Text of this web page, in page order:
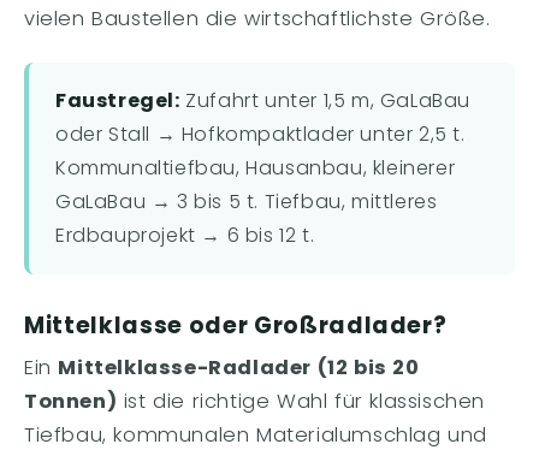
vielen Baustellen die wirtschaftlichste Größe.
Faustregel: Zufahrt unter 1,5 m, GaLaBau
oder Stall → Hofkompaktlader unter 2,5 t.
Kommunaltiefbau, Hausanbau, kleinerer
GaLaBau → 3 bis 5 t. Tiefbau, mittleres
Erdbauprojekt → 6 bis 12 t.
Mittelklasse oder Großradlader?
Ein Mittelklasse-Radlader (12 bis 20
Tonnen) ist die richtige Wahl für klassischen
Tiefbau, kommunalen Materialumschlag und